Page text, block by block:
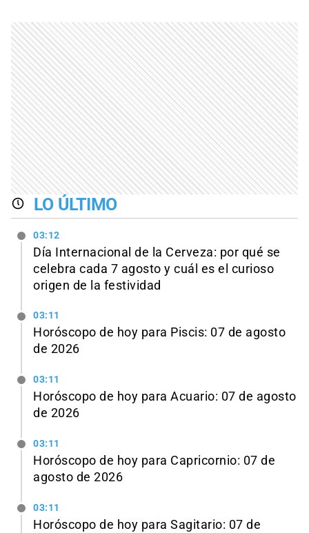
LO ÚLTIMO
03:12
Día Internacional de la Cerveza: por qué se
celebra cada 7 agosto y cuál es el curioso
origen de la festividad
03:11
Horóscopo de hoy para Piscis: 07 de agosto
de 2026
03:11
Horóscopo de hoy para Acuario: 07 de agosto
de 2026
03:11
Horóscopo de hoy para Capricornio: 07 de
agosto de 2026
03:11
Horóscopo de hoy para Sagitario: 07 de